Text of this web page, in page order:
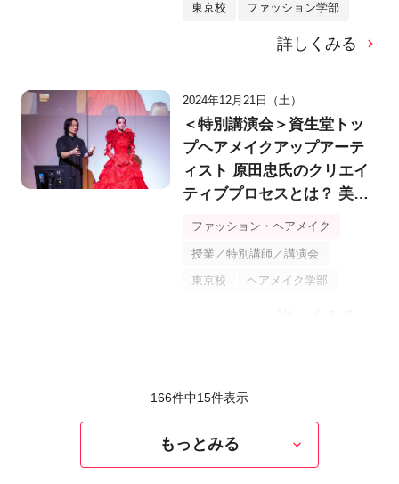
ス！
東京校 ファッション学部
詳しくみる
2024年12月21日（土）
＜特別講演会＞資生堂トッ
プヘアメイクアップアーテ
ィスト 原田忠氏のクリエイ
ティブプロセスとは？ 美意
の新境地
ファッション・ヘアメイク
授業／特別講師／講演会
東京校 ヘアメイク学部
166件中15件表示
もっとみる